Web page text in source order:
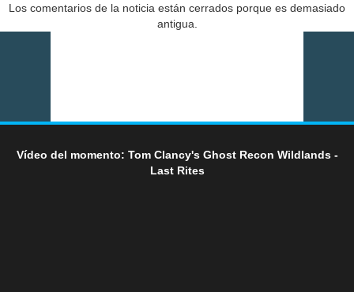
Los comentarios de la noticia están cerrados porque es demasiado
antigua.
Vídeo del momento: Tom Clancy's Ghost Recon Wildlands -
Last Rites